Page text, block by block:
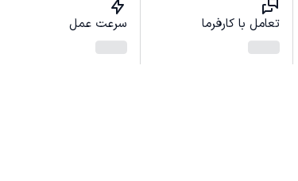
تعامل با کارفرما سرعت عمل